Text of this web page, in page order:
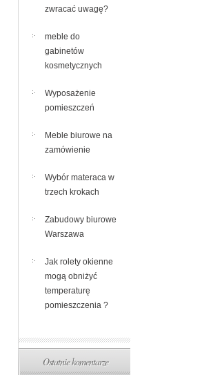
zwracać uwagę?
meble do
gabinetów
kosmetycznych
Wyposażenie
pomieszczeń
Meble biurowe na
zamówienie
Wybór materaca w
trzech krokach
Zabudowy biurowe
Warszawa
Jak rolety okienne
mogą obniżyć
temperaturę
pomieszczenia ?
Ostatnie komentarze